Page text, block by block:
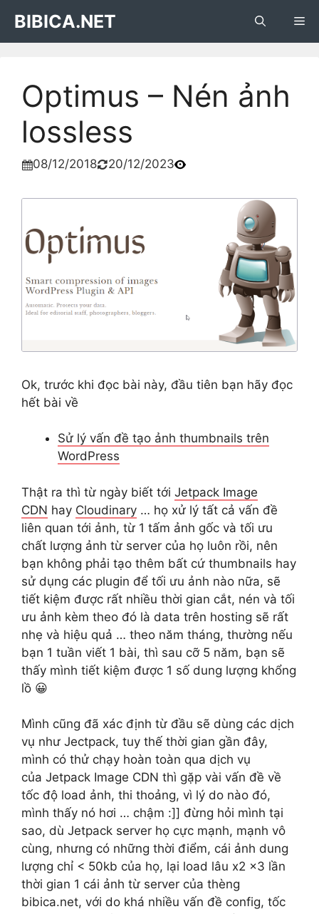
content
BIBICA.NET
Optimus – Nén ảnh
lossless
08/12/201820/12/2023
Ok, trước khi đọc bài này, đầu tiên bạn hãy đọc
hết bài về
Sử lý vấn đề tạo ảnh thumbnails trên
WordPress
Thật ra thì từ ngày biết tới Jetpack Image
CDN hay Cloudinary … họ xử lý tất cả vấn đề
liên quan tới ảnh, từ 1 tấm ảnh gốc và tối ưu
chất lượng ảnh từ server của họ luôn rồi, nên
bạn không phải tạo thêm bất cứ thumbnails hay
sử dụng các plugin để tối ưu ảnh nào nữa, sẽ
tiết kiệm được rất nhiều thời gian cắt, nén và tối
ưu ảnh kèm theo đó là data trên hosting sẽ rất
nhẹ và hiệu quả … theo năm tháng, thường nếu
bạn 1 tuần viết 1 bài, thì sau cỡ 5 năm, bạn sẽ
thấy mình tiết kiệm được 1 số dung lượng khổng
lồ 😀
Mình cũng đã xác định từ đầu sẽ dùng các dịch
vụ như Jectpack, tuy thế thời gian gần đây,
mình có thử chạy hoàn toàn qua dịch vụ
của Jetpack Image CDN thì gặp vài vấn đề về
tốc độ load ảnh, thi thoảng, vì lý do nào đó,
mình thấy nó hơi … chậm :]] đừng hỏi mình tại
sao, dù Jetpack server họ cực mạnh, mạnh vô
cùng, nhưng có những thời điểm, cái ảnh dung
lượng chỉ < 50kb của họ, lại load lâu x2 x3 lần
thời gian 1 cái ảnh từ server của thèng
bibica.net, với do khá nhiều vấn đề config, tốc